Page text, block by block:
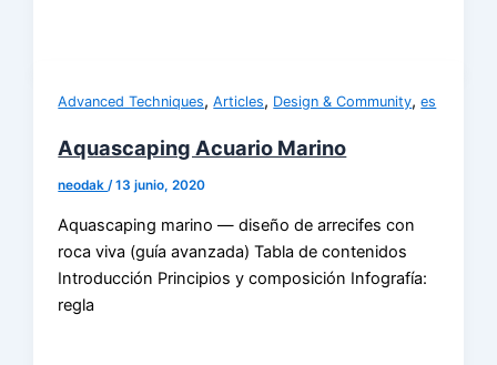
Advanced Techniques,Articles, Design & Community,es
Aquascaping Acuario Marino
neodak/13 junio, 2020
Aquascaping marino — diseño de arrecifes con
roca viva (guía avanzada) Tabla de contenidos
Introducción Principios y composición Infografía:
regla